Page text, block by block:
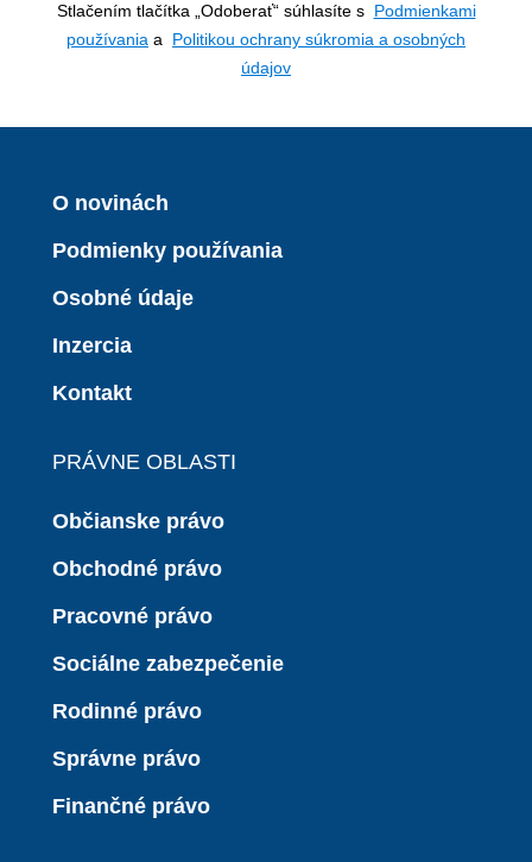
Stlačením tlačítka „Odoberať“ súhlasíte s Podmienkami
používania a Politikou ochrany súkromia a osobných
údajov
O novinách
Podmienky používania
Osobné údaje
Inzercia
Kontakt
PRÁVNE OBLASTI
Občianske právo
Obchodné právo
Pracovné právo
Sociálne zabezpečenie
Rodinné právo
Správne právo
Finančné právo